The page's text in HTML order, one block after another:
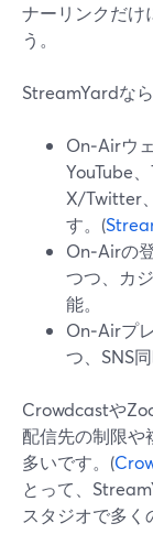
ナーリンクだけ
う。
StreamYardなら
On‑Airウ
YouTube
X/Twitter
す。(
On‑Airの
つつ、カ
能。
On‑Airプ
つ、SNS
Crowdcastや
配信先の制限や
多いです。(
とって、
スタジオで多く